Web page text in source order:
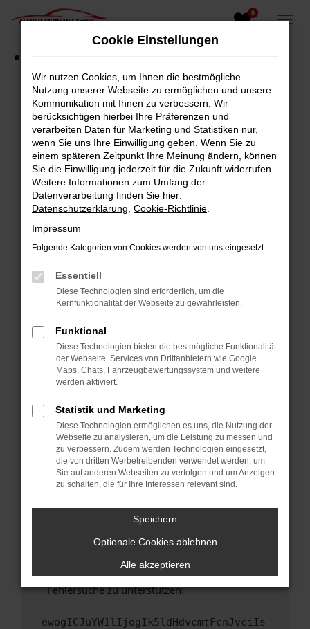
Zum
0
Fehler: Network Error
Beim Laden ist ein Fehler aufgetreten.
Hier sind ein paar Tipps, die dir helfen können:
Überprüfe deine Firewall und deine
Internetverbindung.
Laden andere Webseiten, zum Beispiel deine
Suchmaschine?
Prüfe deine Browsererweiterungen.
Manche Erweiterungen, wie Werbeblocker,
können das Laden bestimmter Seiten
verhindern. Funktioniert die Seite in einem
Fenster?
Starte dein Gerät neu.
Das kann manchmal helfen, vorübergehende
Probleme zu beheben.
Betriebssystem auf dem neuesten Stand
sind.
Veraltete Software birgt nicht nur ein
Sicherheitsrisiko, sondern kann auch dazu
führen, dass bestimmte Funktionen nicht mehr
unterstützt werden.
Wende dich an den Webseitenbetreiber.
Wenn du alle oben genannten Schritte versucht
hast, kontaktiere uns bitte. Wir werden
versuchen, das Problem zu beheben. Du kannst
uns diesen Text schicken, um uns bei der
Fehlersuche zu unterstützen:
ewogICJuYW1lIjogIk5ldHdvcmtFcnJvciIs
Cookie Einstellungen
Wir nutzen Cookies, um Ihnen die bestmögliche
Nutzung unserer Webseite zu ermöglichen und unsere
Kommunikation mit Ihnen zu verbessern. Wir
berücksichtigen hierbei Ihre Präferenzen und
verarbeiten Daten für Marketing und Statistiken nur,
wenn Sie uns Ihre Einwilligung geben. Wenn Sie zu
einem späteren Zeitpunkt Ihre Meinung ändern, können
Sie die Einwilligung jederzeit für die Zukunft widerrufen.
Weitere Informationen zum Umfang der
Datenverarbeitung finden Sie hier:
Datenschutzerklärung Cookie-Richtlinie
Impressum
Folgende Kategorien von Cookies werden von uns eingesetzt:
Essentiell
Diese Technologien sind erforderlich, um die
Kernfunktionalität der Webseite zu gewährleisten.
Funktional
Diese Technologien bieten die bestmögliche Funktionalität
der Webseite. Services von Drittanbietern wie Google
Maps, Chats, Fahrzeugbewertungssystem und weitere
werden aktiviert.
Statistik und Marketing
Diese Technologien ermöglichen es uns, die Nutzung der
Webseite zu analysieren, um die Leistung zu messen und
zu verbessern. Zudem werden Technologien eingesetzt,
die von dritten Werbetreibenden verwendet werden, um
Sie auf anderen Webseiten zu verfolgen und um Anzeigen
zu schalten, die für Ihre Interessen relevant sind.
Speichern
Optionale Cookies ablehnen
Alle akzeptieren